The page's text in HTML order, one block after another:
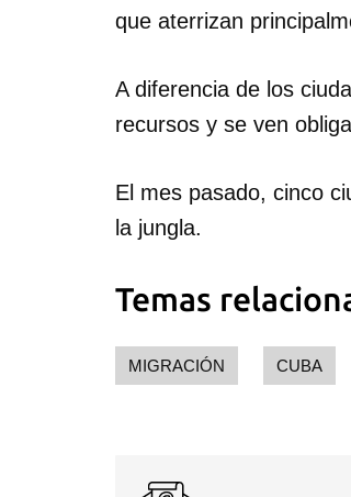
que aterrizan
A diferencia de los
recursos y se ven
El mes pasado, cinco
la jungla.
Temas
MIGRACIÓN CUBA